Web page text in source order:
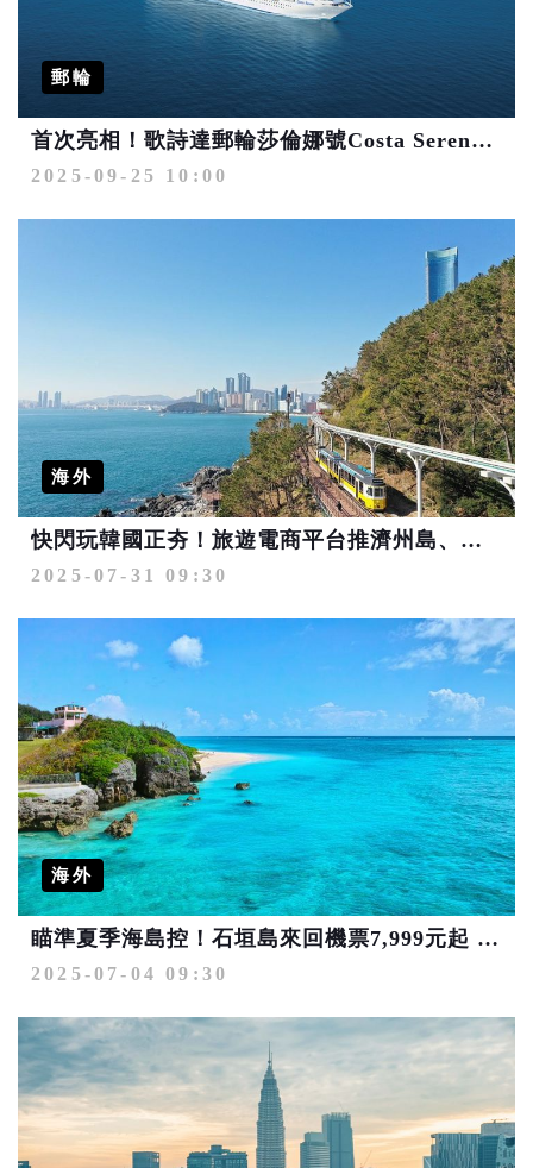
郵輪
首次亮相！歌詩達郵輪莎倫娜號Costa Serena重磅升級 11月嶄新啟航東北亞閃耀航線
2025-09-25 10:00
海外
快閃玩韓國正夯！旅遊電商平台推濟州島、釜山、首爾、清州來回機票5,999元起
2025-07-31 09:30
海外
瞄準夏季海島控！石垣島來回機票7,999元起 菲律賓免簽長灘島來回機票8,999元起
2025-07-04 09:30